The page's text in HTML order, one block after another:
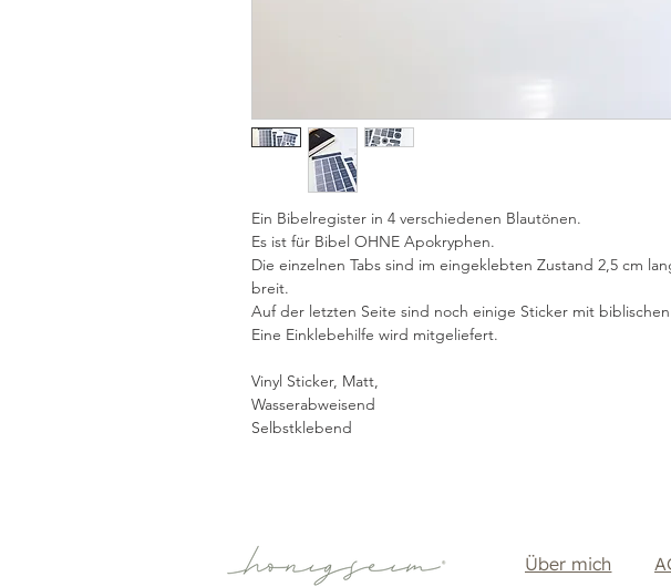
Ein Bibelregister in 4 verschiedenen Blautönen.
Es ist für Bibel OHNE Apokryphen.
Die einzelnen Tabs sind im eingeklebten Zustand 2,5 cm
breit.
Auf der letzten Seite sind noch einige Sticker mit
Eine Einklebehilfe wird mitgeliefert.
Vinyl Sticker, Matt,
Wasserabweisend
Selbstklebend
Über mich